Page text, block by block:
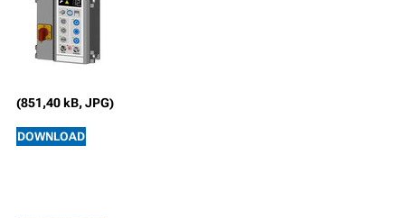
(851,40 kB, JPG)
DOWNLOAD